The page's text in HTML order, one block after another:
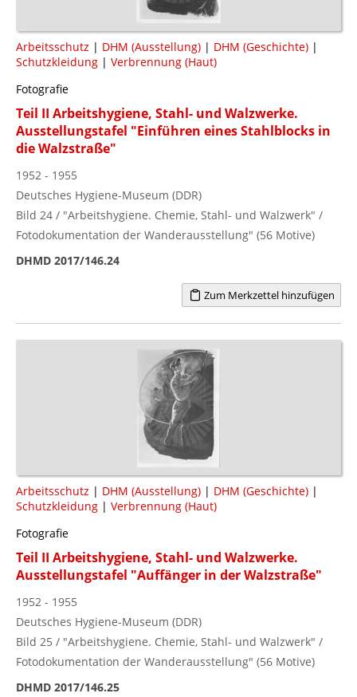
Arbeitsschutz | DHM (Ausstellung) | DHM (Geschichte) |
Schutzkleidung | Verbrennung (Haut)
Fotografie
Teil II Arbeitshygiene, Stahl- und Walzwerke.
Ausstellungstafel "Einführen eines Stahlblocks in
die Walzstraße"
1952 - 1955
Deutsches Hygiene-Museum (DDR)
Bild 24 / "Arbeitshygiene. Chemie, Stahl- und Walzwerk" /
Fotodokumentation der Wanderausstellung" (56 Motive)
DHMD 2017/146.24
Zum Merkzettel hinzufügen
Arbeitsschutz | DHM (Ausstellung) | DHM (Geschichte) |
Schutzkleidung | Verbrennung (Haut)
Fotografie
Teil II Arbeitshygiene, Stahl- und Walzwerke.
Ausstellungstafel "Auffänger in der Walzstraße"
1952 - 1955
Deutsches Hygiene-Museum (DDR)
Bild 25 / "Arbeitshygiene. Chemie, Stahl- und Walzwerk" /
Fotodokumentation der Wanderausstellung" (56 Motive)
DHMD 2017/146.25